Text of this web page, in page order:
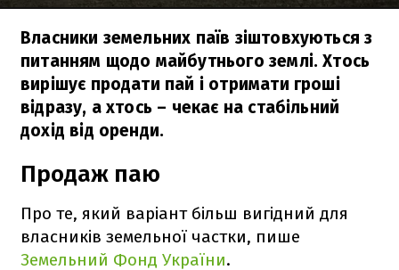
Власники земельних паїв зіштовхуються з
питанням щодо майбутнього землі. Хтось
вирішує продати пай і отримати гроші
відразу, а хтось – чекає на стабільний
дохід від оренди.
Продаж паю
Про те, який варіант більш вигідний для
власників земельної частки, пише
Земельний Фонд України.